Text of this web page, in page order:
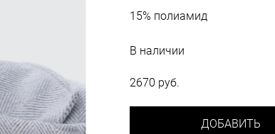
15% полиамид
В наличии
2670 руб.
ДОБАВИТЬ